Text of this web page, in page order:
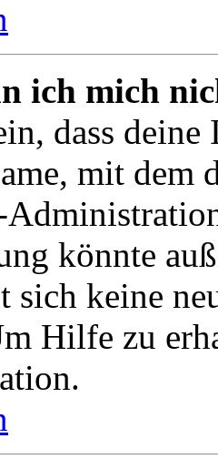
ich mich
dass
mit dem
könnte
sich keine
Hilfe zu